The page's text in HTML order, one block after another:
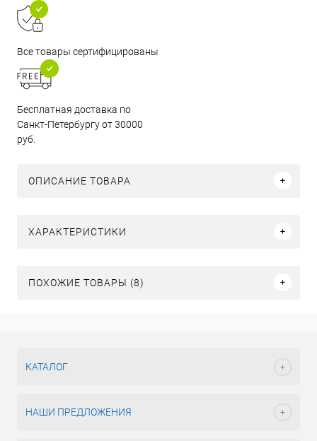
Все товары сертифицированы
Бесплатная доставка по
Санкт-Петербургу от 30000
руб.
ОПИСАНИЕ ТОВАРА
ХАРАКТЕРИСТИКИ
ПОХОЖИЕ ТОВАРЫ (8)
КАТАЛОГ
НАШИ ПРЕДЛОЖЕНИЯ